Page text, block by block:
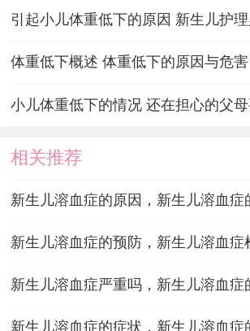
引起小儿体重低下的原因 新生儿护
体重低下概述 体重低下的原因与危害
小儿体重低下的情况 还在担心的父
相关推荐
新生儿溶血症的原因，新生儿溶血症
新生儿溶血症的预防，新生儿溶血症
新生儿溶血症严重吗，新生儿溶血症
新生儿溶血症的症状，新生儿溶血症